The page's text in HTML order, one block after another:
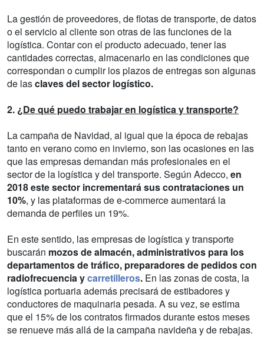
La gestión de proveedores, de flotas de transporte, de datos
o el servicio al cliente son otras de las funciones de la
logística. Contar con el producto adecuado, tener las
cantidades correctas, almacenarlo en las condiciones que
correspondan o cumplir los plazos de entregas son algunas
de lasclaves del sector logístico.
2. ¿De qué puedo trabajar en logística y transporte?
La campaña de Navidad, al igual que la época de rebajas
tanto en verano como en invierno, son las ocasiones en las
que las empresas demandan más profesionales en el
sector de la logística y del transporte. Según Adecco, en
2018 este sector incrementará sus contrataciones un
10%, y las plataformas de e-commerce aumentará la
demanda de perfiles un 19%.
En este sentido, las empresas de logística y transporte
buscarán mozos de almacén, administrativos para los
departamentos de tráfico, preparadores de pedidos con
radiofrecuencia ycarretilleros. En las zonas de costa, la
logística portuaria además precisará de estibadores y
conductores de maquinaria pesada. A su vez, se estima
que el 15% de los contratos firmados durante estos meses
se renueve más allá de la campaña navideña y de rebajas.